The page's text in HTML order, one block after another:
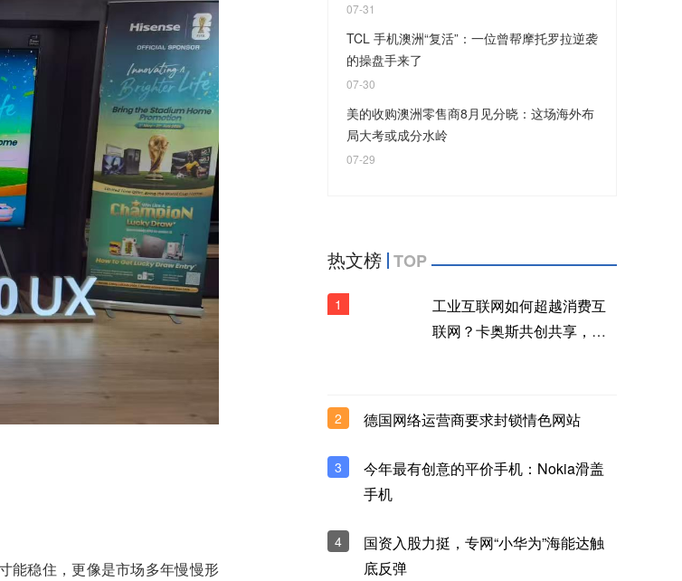
能稳住，更像是市场多年慢慢形
07-31
TCL 手机澳洲“复活”：一位曾帮摩托罗拉逆袭
的操盘手来了
07-30
美的收购澳洲零售商8月见分晓：这场海外布
局大考或成分水岭
07-29
热文榜 TOP
1
工业互联网如何超越消费互
联网？卡奥斯共创共享，构
2 德国网络运营商要求封锁情色网站
3
今年最有创意的平价手机：Nokia滑盖
手机
4
国资入股力挺，专网“小华为”海能达触
底反弹